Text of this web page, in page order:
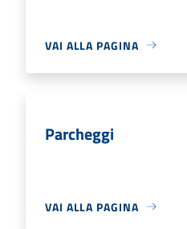
VAI ALLA PAGINA
Parcheggi
VAI ALLA PAGINA